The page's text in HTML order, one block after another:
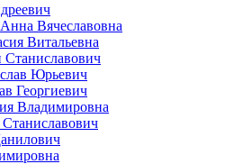
Вячеславовна
Витальевна
Юрьевич
Георгиевич
Владимировна